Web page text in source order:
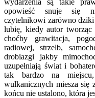
opowieść snuje się
czytelnikowi zarówno
lubię, kiedy autor
choćby grawitacja,
radiowej, strzelb,
drobiazgi jakby
uzupełniają świat i
tak bardzo na
wulkanicznych miesza
końcu nie ustalono, która